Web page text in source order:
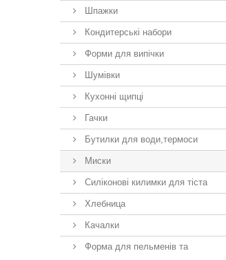
Шпажки
Кондитерські набори
Форми для випічки
Шумівки
Кухонні щипці
Гачки
Бутилки для води,термоси
Миски
Силіконові килимки для тіста
Хлебница
Качалки
Форма для пельменів та